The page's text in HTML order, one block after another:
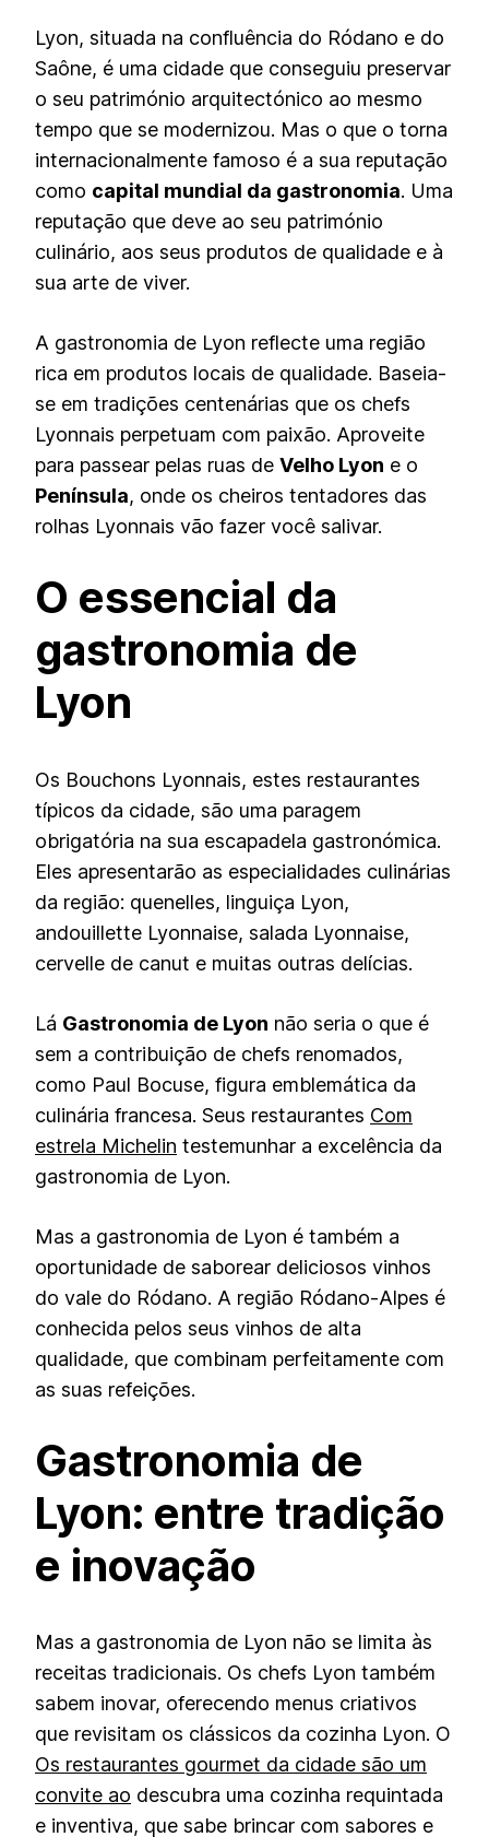
Lyon, situada na confluência do Ródano e do
Saône, é uma cidade que conseguiu preservar
o seu património arquitectónico ao mesmo
tempo que se modernizou. Mas o que o torna
internacionalmente famoso é a sua reputação
como capital mundial da gastronomia. Uma
reputação que deve ao seu património
culinário, aos seus produtos de qualidade e à
sua arte de viver.
A gastronomia de Lyon reflecte uma região
rica em produtos locais de qualidade. Baseia-
se em tradições centenárias que os chefs
Lyonnais perpetuam com paixão. Aproveite
para passear pelas ruas de Velho Lyon e o
Península, onde os cheiros tentadores das
rolhas Lyonnais vão fazer você salivar.
O essencial da
gastronomia de
Lyon
Os Bouchons Lyonnais, estes restaurantes
típicos da cidade, são uma paragem
obrigatória na sua escapadela gastronómica.
Eles apresentarão as especialidades culinárias
da região: quenelles, linguiça Lyon,
andouillette Lyonnaise, salada Lyonnaise,
cervelle de canut e muitas outras delícias.
Lá Gastronomia de Lyon não seria o que é
sem a contribuição de chefs renomados,
como Paul Bocuse, figura emblemática da
culinária francesa. Seus restaurantes Com
estrela Michelin testemunhar a excelência da
gastronomia de Lyon.
Mas a gastronomia de Lyon é também a
oportunidade de saborear deliciosos vinhos
do vale do Ródano. A região Ródano-Alpes é
conhecida pelos seus vinhos de alta
qualidade, que combinam perfeitamente com
as suas refeições.
Gastronomia de
Lyon: entre tradição
e inovação
Mas a gastronomia de Lyon não se limita às
receitas tradicionais. Os chefs Lyon também
sabem inovar, oferecendo menus criativos
que revisitam os clássicos da cozinha Lyon. O
Os restaurantes gourmet da cidade são um
convite ao descubra uma cozinha requintada
e inventiva, que sabe brincar com sabores e